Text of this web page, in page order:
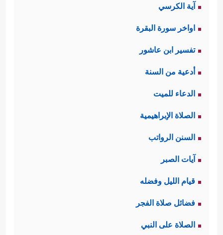
آية الكرسي
اواخر سورة البقرة
تفسير ابن عاشور
أدعية من السنة
الدعاء للميت
الصلاة الإبراهيمية
السنن الرواتب
آيات الصبر
قيام الليل وفضله
فضائل صلاة الفجر
الصلاة على النبي